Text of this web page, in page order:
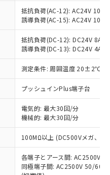
抵抗負荷(AC-12): AC24V 10A/
誘導負荷(AC-15): AC24V
抵抗負荷(DC-12): DC24V 8A/
誘導負荷(DC-13): DC24V 4A/
測定条件: 周囲温度 20±2℃、
プッシュインPlus端子台
電気的: 最大30回/分
機械的: 最大30回/分
100MΩ以上 (DC500Vメガ、点
各端子とアース間: AC2500V
同極端子間: AC2500V 50/
だき、同意のうえ
社制御機器事業取扱
況および標準価格
いただくもので
取扱商品の中には、
さい。
価格照会結果は、
日時点での社内デー
れるものであり、閲
実際の在庫および標
場合があることをご
指令（10物質）の
、対応品を出す予
指令（10物質）の
中または確認中の
など無形物で、有
商品です。
非含有部品として
明した場合などや
あります。
1000ppm以下、 カド
下、ポリ臭化ビフェニル
化ジフェニルエーテル類
有率が中国RoHSの
示します。
有率が中国RoHSの
を示します。
社販売部門へお問
T26572)：
1000ppm、 Cd(カドミウ
PBBs(ポリ臭化ビフェ
社製品のうち、外国
易法に定める商品
供する場合は、日本
または役務取引許
の必要な手続きを